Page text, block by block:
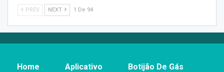
PREV NEXT 1 De 94
Home Aplicativo Botijão De Gás